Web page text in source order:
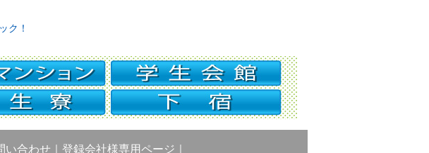
ク！
い合わせ 登録会社様専用ページ